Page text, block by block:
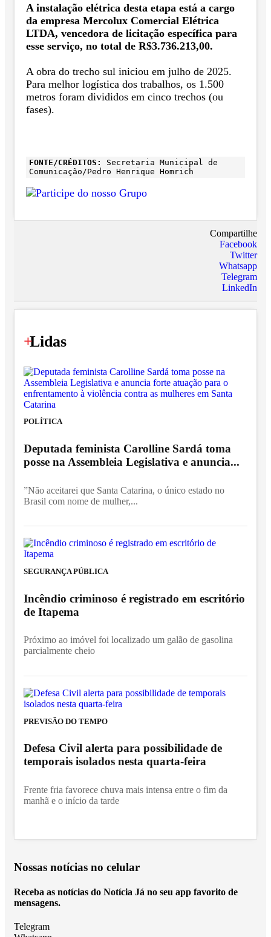
A instalação elétrica desta etapa está a cargo
da empresa Mercolux Comercial Elétrica
LTDA, vencedora de licitação específica para
esse serviço, no total de R$3.736.213,00.
A obra do trecho sul iniciou em julho de 2025.
Para melhor logística dos trabalhos, os 1.500
metros foram divididos em cinco trechos (ou
fases).
FONTE/CRÉDITOS:
Secretaria Municipal de
Comunicação/Pedro Henrique Homrich
Compartilhe
Facebook
Twitter
Whatsapp
Telegram
LinkedIn
+
Lidas
POLÍTICA
Deputada feminista Carolline Sardá toma
posse na Assembleia Legislativa e anuncia...
”Não aceitarei que Santa Catarina, o único estado no
Brasil com nome de mulher,...
SEGURANÇA PÚBLICA
Incêndio criminoso é registrado em escritório
de Itapema
Próximo ao imóvel foi localizado um galão de gasolina
parcialmente cheio
PREVISÃO DO TEMPO
Defesa Civil alerta para possibilidade de
temporais isolados nesta quarta-feira
Frente fria favorece chuva mais intensa entre o fim da
manhã e o início da tarde
Nossas notícias no celular
Receba as notícias do Notícia Já no seu app favorito de
mensagens.
Telegram